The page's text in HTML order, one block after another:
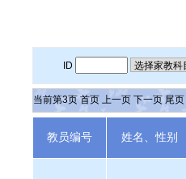
ID
当前第3页 首页 上一页 下一页 尾页
教员编号 姓名、性别